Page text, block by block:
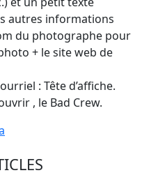
autres informations
du photographe pour
+ le site web de
: Tête d’affiche.
, le Bad Crew.